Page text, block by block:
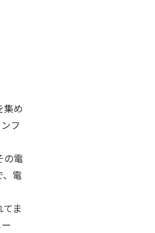
集め
フ
の電
電
ま